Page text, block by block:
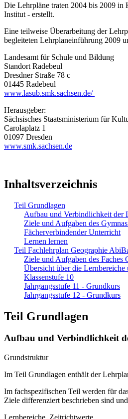
Die Lehrpläne traten 2004 bis 2009 in
Institut - erstellt.
Eine teilweise Überarbeitung der
begleiteten Lehrplaneinführung 2009
Landesamt für Schule und Bildung
Standort Radebeul
Dresdner Straße 78 c
01445 Radebeul
www.lasub.smk.sachsen.de/
Herausgeber:
Sächsisches Staatsministerium für
Carolaplatz 1
01097 Dresden
www.smk.sachsen.de
Inhaltsverzeichnis
Teil Grundlagen
Aufbau und Verbindlichkeit der
Ziele und Aufgaben des
Fächerverbindender Unterricht
Lernen lernen
Teil Fachlehrplan Geographie
Ziele und Aufgaben des Faches
Übersicht über die
Klassenstufe 10
Jahrgangsstufe 11 - Grundkurs
Jahrgangsstufe 12 - Grundkurs
Teil Grundlagen
Aufbau und Verbindlichkeit
Grundstruktur
Im Teil Grundlagen enthält der
Im fachspezifischen Teil werden für
Ziele differenziert beschrieben sind